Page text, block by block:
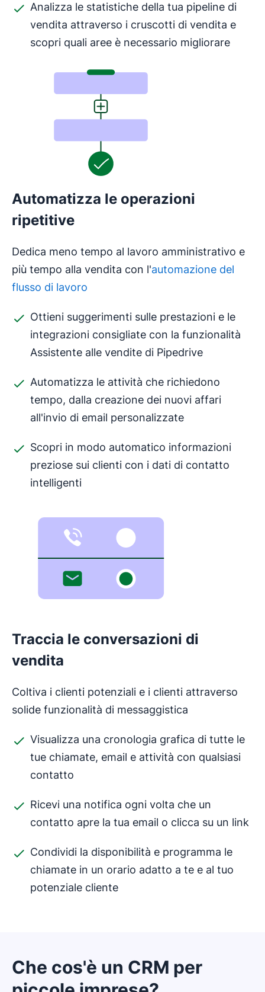
Analizza le statistiche della tua pipeline di
vendita attraverso i cruscotti di vendita e
scopri quali aree è necessario migliorare
Automatizza le operazioni
ripetitive
Dedica meno tempo al lavoro amministrativo e
più tempo alla vendita con l'automazione del
flusso di lavoro
Ottieni suggerimenti sulle prestazioni e le
integrazioni consigliate con la funzionalità
Assistente alle vendite di Pipedrive
Automatizza le attività che richiedono
tempo, dalla creazione dei nuovi affari
all'invio di email personalizzate
Scopri in modo automatico informazioni
preziose sui clienti con i dati di contatto
intelligenti
Traccia le conversazioni di
vendita
Coltiva i clienti potenziali e i clienti attraverso
solide funzionalità di messaggistica
Visualizza una cronologia grafica di tutte le
tue chiamate, email e attività con qualsiasi
contatto
Ricevi una notifica ogni volta che un
contatto apre la tua email o clicca su un link
Condividi la disponibilità e programma le
chiamate in un orario adatto a te e al tuo
potenziale cliente
Che cos'è un CRM per